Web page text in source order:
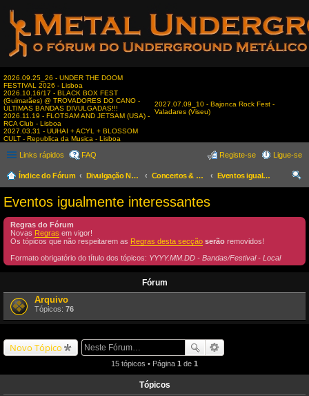
2026.09.25_26 - UNDER THE DOOM
FESTIVAL 2026 - Lisboa
2026.10.16/17 - BLACK BOX FEST
(Guimarães) @ TROVADORES DO CANO -
ÚLTIMAS BANDAS DIVULGADAS!!!
2026.11.19 - FLOTSAM AND JETSAM (USA) -
RCA Club - Lisboa
2027.03.31 - UUHAI + ACYL + BLOSSOM
CULT - Republica da Musica - Lisboa
2027.07.09_10 - Bajonca Rock Fest -
Valadares (Viseu)
Links rápidos FAQ Ligue-se
Registe-se
Índice do Fórum Divulgação Nacional Concertos & Eventos
Eventos igualmente interessantes
Eventos igualmente interessantes
Regras do Fórum
Novas Regras em vigor!
Os tópicos que não respeitarem as Regras desta secção serão removidos!
Formato obrigatório do título dos tópicos: YYYY.MM.DD - Bandas/Festival - Local
Fórum
Arquivo
Tópicos: 76
Novo Tópico
15 tópicos • Página 1 de 1
Tópicos